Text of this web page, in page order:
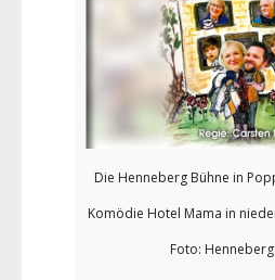
Die Henneberg Bühne in
Komödie Hotel Mama in
Foto: